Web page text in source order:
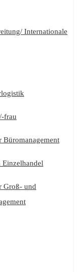
Internationale
frau
Groß- und